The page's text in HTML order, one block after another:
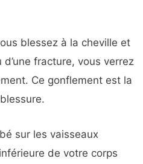
blessez à la cheville et
d’une fracture, vous verrez
Ce gonflement est la
sur les vaisseaux
de votre corps